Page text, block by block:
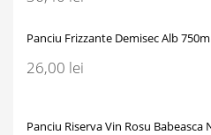
Panciu Frizzante Demisec Alb
26,00 lei
Panciu Riserva Vin Rosu Babeasca